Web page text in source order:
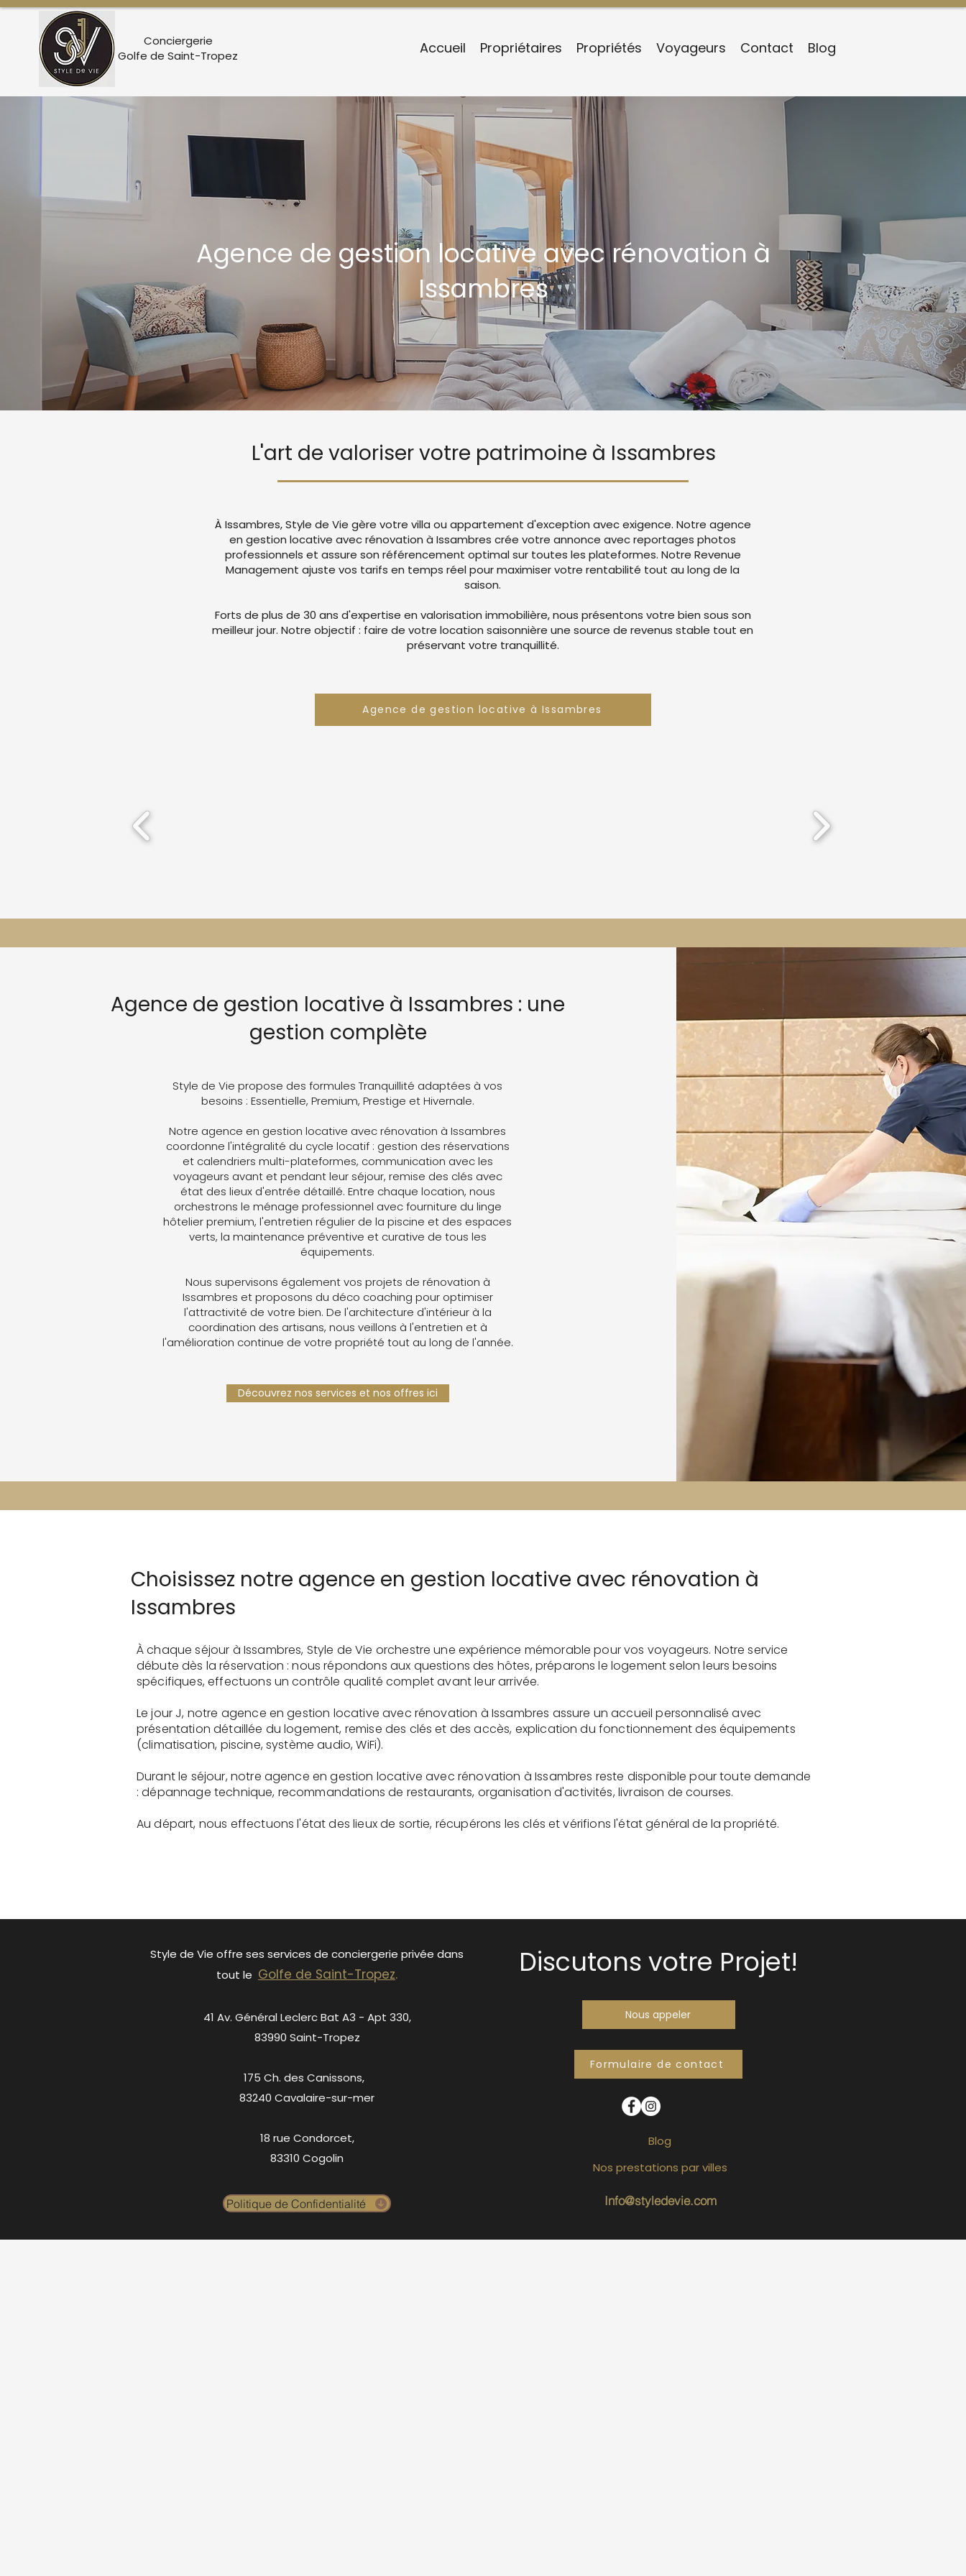
Conciergerie
Golfe de Saint-Tropez
Accueil Propriétaires Propriétés Voyageurs Contact Blog
Agence de gestion locative avec rénovation à
Issambres
L'art de valoriser votre patrimoine à Issambres
À Issambres, Style de Vie gère votre villa ou appartement d'exception avec exigence. Notre agence
en gestion locative avec rénovation à Issambres crée votre annonce avec reportages photos
professionnels et assure son référencement optimal sur toutes les plateformes. Notre Revenue
Management ajuste vos tarifs en temps réel pour maximiser votre rentabilité tout au long de la
saison.
Forts de plus de 30 ans d'expertise en valorisation immobilière, nous présentons votre bien sous son
meilleur jour. Notre objectif : faire de votre location saisonnière une source de revenus stable tout en
préservant votre tranquillité.
Agence de gestion locative à Issambres
Agence de gestion locative à Issambres : une
gestion complète
Style de Vie propose des formules Tranquillité adaptées à vos
besoins : Essentielle, Premium, Prestige et Hivernale.
Notre agence en gestion locative avec rénovation à Issambres
coordonne l'intégralité du cycle locatif : gestion des réservations
et calendriers multi-plateformes, communication avec les
voyageurs avant et pendant leur séjour, remise des clés avec
état des lieux d'entrée détaillé. Entre chaque location, nous
orchestrons le ménage professionnel avec fourniture du linge
hôtelier premium, l'entretien régulier de la piscine et des espaces
verts, la maintenance préventive et curative de tous les
équipements.
Nous supervisons également vos projets de rénovation à
Issambres et proposons du déco coaching pour optimiser
l'attractivité de votre bien. De l'architecture d'intérieur à la
coordination des artisans, nous veillons à l'entretien et à
l'amélioration continue de votre propriété tout au long de l'année.
Découvrez nos services et nos offres ici
Choisissez notre agence en gestion locative avec rénovation à
Issambres
À chaque séjour à Issambres, Style de Vie orchestre une expérience mémorable pour vos voyageurs. Notre service
débute dès la réservation : nous répondons aux questions des hôtes, préparons le logement selon leurs besoins
spécifiques, effectuons un contrôle qualité complet avant leur arrivée.
Le jour J, notre agence en gestion locative avec rénovation à Issambres assure un accueil personnalisé avec
présentation détaillée du logement, remise des clés et des accès, explication du fonctionnement des équipements
(climatisation, piscine, système audio, WiFi).
Durant le séjour, notre agence en gestion locative avec rénovation à Issambres reste disponible pour toute demande
: dépannage technique, recommandations de restaurants, organisation d'activités, livraison de courses.
Au départ, nous effectuons l'état des lieux de sortie, récupérons les clés et vérifions l'état général de la propriété.
Style de Vie offre ses services de conciergerie privée dans
tout le Golfe de Saint-Tropez.
41 Av. Général Leclerc Bat A3 - Apt 330,
83990 Saint-Tropez
175 Ch. des Canissons,
83240 Cavalaire-sur-mer
18 rue Condorcet,
83310 Cogolin
Politique de Confidentialité
Discutons votre Projet!
Nous appeler
Formulaire de contact
Blog
Info@styledevie.com
Nos prestations par villes